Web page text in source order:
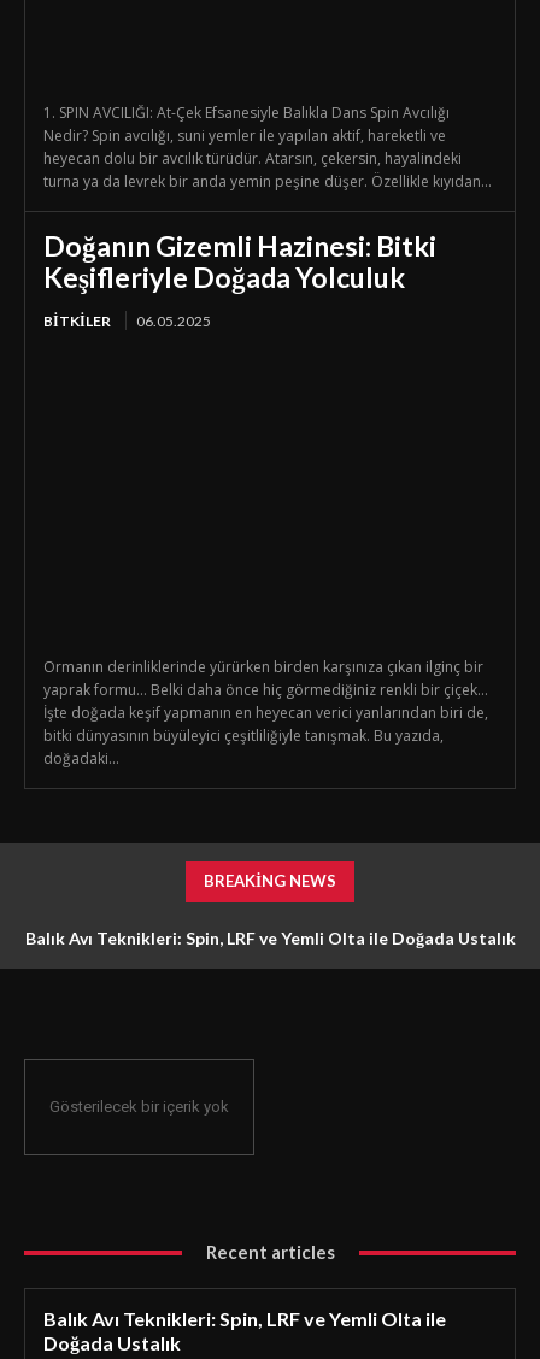
1. SPIN AVCILIĞI: At-Çek Efsanesiyle Balıkla Dans Spin Avcılığı
Nedir? Spin avcılığı, suni yemler ile yapılan aktif, hareketli ve
heyecan dolu bir avcılık türüdür. Atarsın, çekersin, hayalindeki
turna ya da levrek bir anda yemin peşine düşer. Özellikle kıyıdan...
Doğanın Gizemli Hazinesi: Bitki
Keşifleriyle Doğada Yolculuk
BİTKİLER 06.05.2025
Ormanın derinliklerinde yürürken birden karşınıza çıkan ilginç bir
yaprak formu… Belki daha önce hiç görmediğiniz renkli bir çiçek…
İşte doğada keşif yapmanın en heyecan verici yanlarından biri de,
bitki dünyasının büyüleyici çeşitliliğiyle tanışmak. Bu yazıda,
doğadaki...
BREAKING NEWS
Balık Avı Teknikleri: Spin, LRF ve Yemli Olta ile Doğada Ustalık
Gösterilecek bir içerik yok
Recent articles
Balık Avı Teknikleri: Spin, LRF ve Yemli Olta ile
Doğada Ustalık